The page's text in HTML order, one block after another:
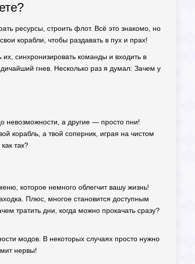
ресурсы, строить флот. Всё это знакомо, но
корабли, чтобы раздавать в пух и прах!
синхронизировать команды и входить в
гнев. Несколько раз я думал: Зачем у
невозможности, а другие — просто пни!
корабль, а твой соперник, играя на чистом
так?
которое немного облегчит вашу жизнь!
Плюс, многое становится доступным
тратить дни, когда можно прокачать сразу?
модов. В некоторых случаях просто нужно
нервы!